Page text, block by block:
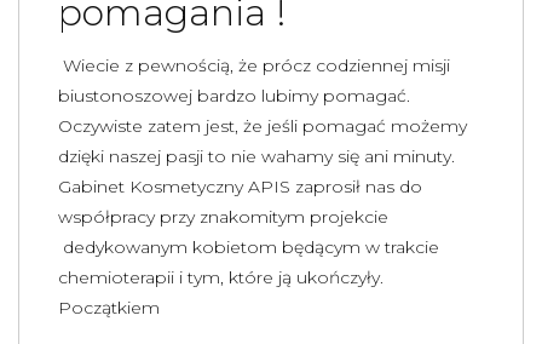
pomagania !
Wiecie z pewnością, że prócz codziennej misji
biustonoszowej bardzo lubimy pomagać.
Oczywiste zatem jest, że jeśli pomagać możemy
dzięki naszej pasji to nie wahamy się ani minuty.
Gabinet Kosmetyczny APIS zaprosił nas do
współpracy przy znakomitym projekcie
dedykowanym kobietom będącym w trakcie
chemioterapii i tym, które ją ukończyły.
Początkiem